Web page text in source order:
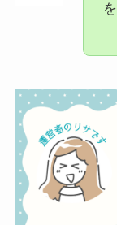
を